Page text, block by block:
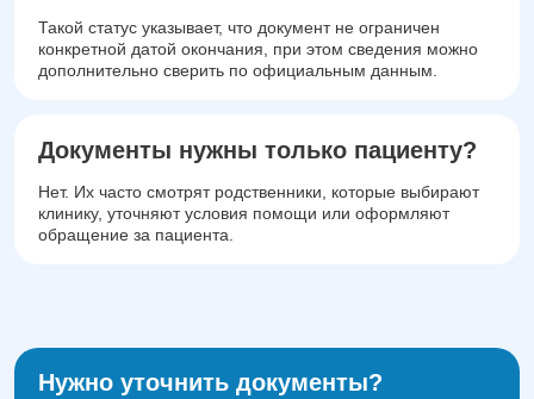
Такой статус указывает, что документ не ограничен
конкретной датой окончания, при этом сведения можно
дополнительно сверить по официальным данным.
Документы нужны только пациенту?
Нет. Их часто смотрят родственники, которые выбирают
клинику, уточняют условия помощи или оформляют
обращение за пациента.
Нужно уточнить документы?